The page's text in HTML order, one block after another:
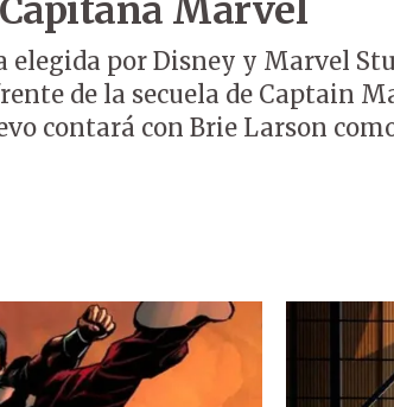
Marvel
elegida por Disney y Marvel
de la secuela de Captain
contará con Brie Larson